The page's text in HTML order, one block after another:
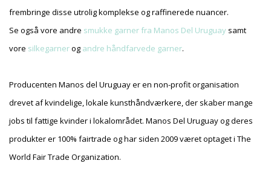
frembringe disse utrolig komplekse og raffinerede nuancer.
Se også vore andre smukke garner fra Manos Del Uruguay samt
vore silkegarnerog andre håndfarvede garner.
Producenten Manos del Uruguay er en non-profit organisation
drevet af kvindelige, lokale kunsthåndværkere, der skaber mange
jobs til fattige kvinder i lokalområdet. Manos Del Uruguay og deres
produkter er 100% fairtrade og har siden 2009 været optaget i The
World Fair Trade Organization.